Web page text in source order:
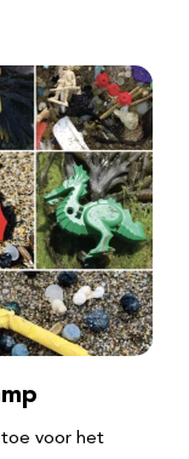
voor het